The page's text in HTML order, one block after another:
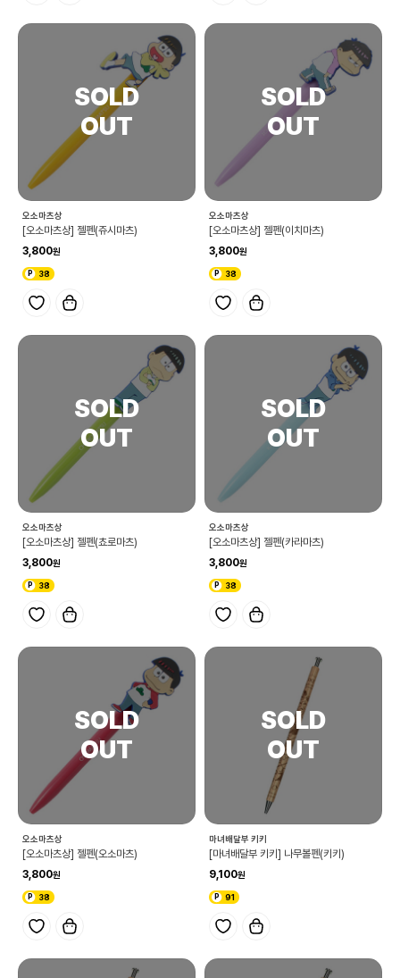
오소마츠상
[오소마츠상] 젤펜(쥬시마츠)
3,800
38
오소마츠상
[오소마츠상] 젤펜(이치마츠)
3,800
38
오소마츠상
[오소마츠상] 젤펜(쵸로마츠)
3,800
38
오소마츠상
[오소마츠상] 젤펜(카라마츠)
3,800
38
오소마츠상
[오소마츠상] 젤펜(오소마츠)
3,800
38
마녀배달부 키키
[마녀배달부 키키] 나무볼펜(키키)
9,100
91